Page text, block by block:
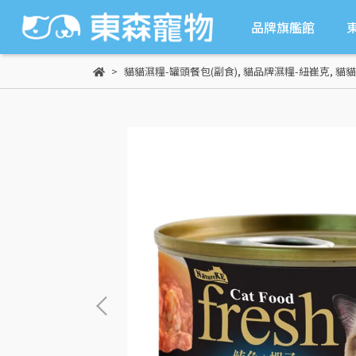
品牌旗艦館
貓貓濕糧-罐頭餐包(副食), 貓品牌濕糧-紐崔克, 貓